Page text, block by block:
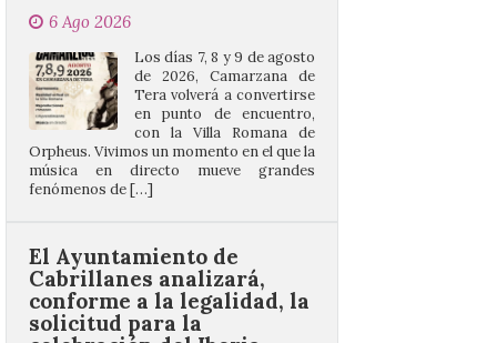
con la Villa Romana de
Orpheus. Vivimos un momento en el que la
música en directo mueve grandes
fenómenos de […]
El Ayuntamiento de
Cabrillanes analizará,
solicitud para la
celebración del Iberia
Eclipse Festival
6 Ago 2026